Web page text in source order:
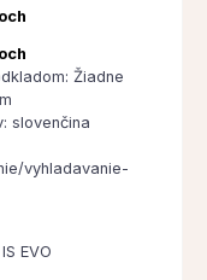
Žiadne
slovenčina
vyhladavanie-
EVO